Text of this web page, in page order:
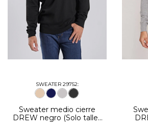
SWEATER 29752:
Sweater medio cierre
DREW negro (Solo talles